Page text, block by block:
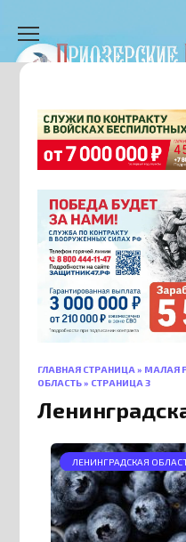
содержанию
ГЛАВНАЯ СТРАНИЦА » МАЛАЯ
ОБЛАСТЬ » СТРАНИЦА 3
ЛЕНИНГРАДСКАЯ